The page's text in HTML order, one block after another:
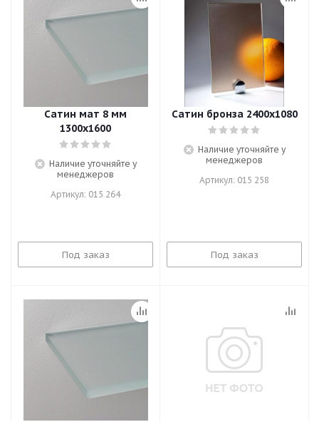
Сатин мат 8 мм
1300х1600
Наличие уточняйте у
менеджеров
Артикул: 015 264
Под заказ
Сатин бронза 2400х1080
Наличие уточняйте у
менеджеров
Артикул: 015 258
Под заказ